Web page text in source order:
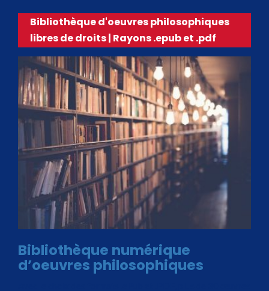
Bibliothèque d'oeuvres philosophiques
libres de droits | Rayons .epub et .pdf
Bibliothèque numérique
d’oeuvres philosophiques